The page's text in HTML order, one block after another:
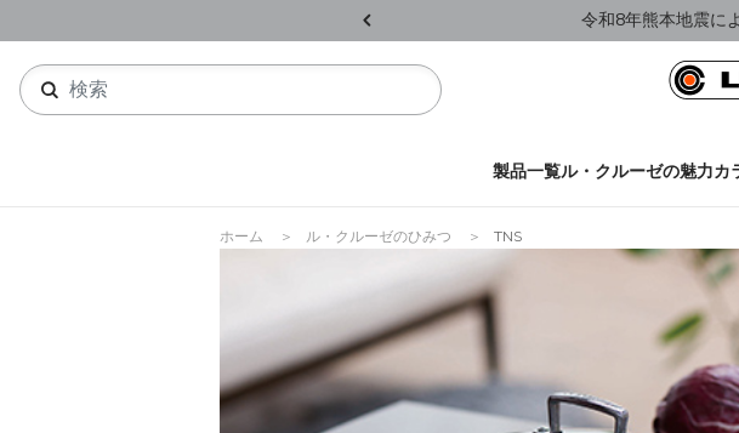
令和8年熊本地震に
製品一覧ル・クルーゼの魅力カ
ホーム ル・クルーゼのひみつ TNS